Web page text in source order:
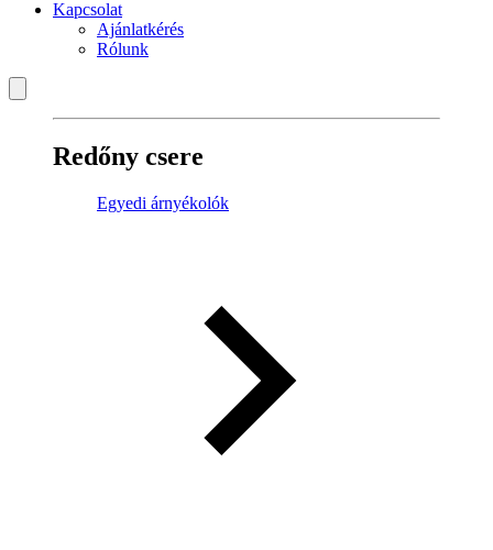
Kapcsolat
Ajánlatkérés
Rólunk
Redőny csere
Egyedi árnyékolók